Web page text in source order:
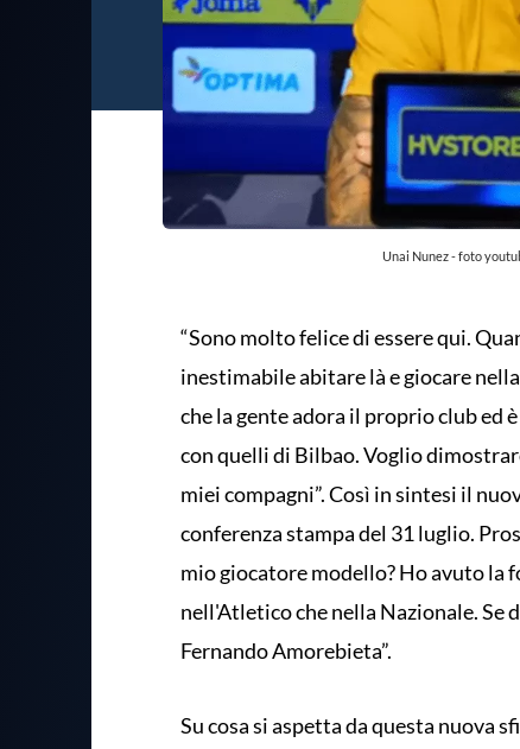
Unai Nunez - foto
“Sono molto felice di essere qui.
inestimabile abitare là e giocare
che la gente adora il proprio club ed
con quelli di Bilbao. Voglio
miei compagni”. Così in sintesi il
conferenza stampa del 31 luglio.
mio giocatore modello? Ho avuto la
nell'Atletico che nella Nazionale. Se
Fernando Amorebieta”.
Su cosa si aspetta da questa nuova